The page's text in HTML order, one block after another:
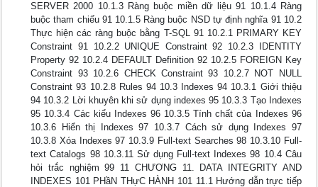
SERVER 2000 10.1.3 Ràng buộc miền dữ liệu 91 10.1.4 Ràng
buộc tham chiếu 91 10.1.5 Ràng buộc NSD tự định nghĩa 91 10.2
Thực hiện các ràng buộc bằng T-SQL 91 10.2.1 PRIMARY KEY
Constraint 91 10.2.2 UNIQUE Constraint 92 10.2.3 IDENTITY
Property 92 10.2.4 DEFAULT Definition 92 10.2.5 FOREIGN Key
Constraint 93 10.2.6 CHECK Constraint 93 10.2.7 NOT NULL
Constraint 93 10.2.8 Rules 94 10.3 Indexes 94 10.3.1 Giới thiệu
94 10.3.2 Lời khuyên khi sử dụng indexes 95 10.3.3 Tạo Indexes
95 10.3.4 Các kiểu Indexes 96 10.3.5 Tính chất của Indexes 96
10.3.6 Hiển thị Indexes 97 10.3.7 Cách sử dụng Indexes 97
10.3.8 Xóa Indexes 97 10.3.9 Full-text Searches 98 10.3.10 Full-
text Catalogs 98 10.3.11 Sử dụng Full-text Indexes 98 10.4 Câu
hỏi trắc nghiệm 99 11 CHƯƠNG 11. DATA INTEGRITY AND
INDEXES 101 PHầN THựC HÀNH 101 11.1 Hướng dẫn trực tiếp